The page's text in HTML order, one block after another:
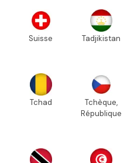
Suisse Tadjikistan
Tchad
Tchèque,
République